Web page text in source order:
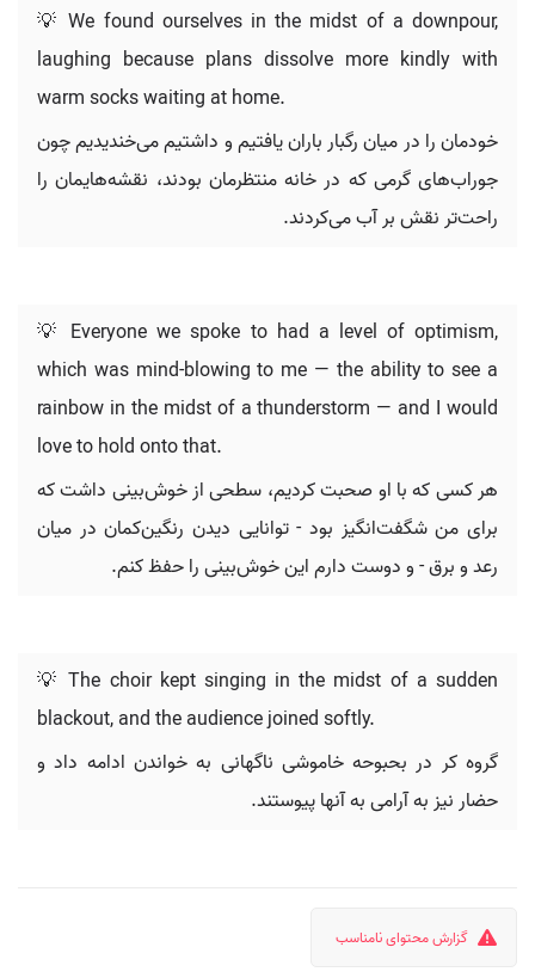
💡 We found ourselves in the midst of a downpour,
laughing because plans dissolve more kindly with
warm socks waiting at home.
خودمان را در میان رگبار باران یافتیم و داشتیم می‌خندیدیم چون
جوراب‌های گرمی که در خانه منتظرمان بودند، نقشه‌هایمان را
راحت‌تر نقش بر آب می‌کردند.
💡 Everyone we spoke to had a level of optimism,
which was mind-blowing to me — the ability to see a
rainbow in the midst of a thunderstorm — and I would
love to hold onto that.
هر کسی که با او صحبت کردیم، سطحی از خوش‌بینی داشت که
برای من شگفت‌انگیز بود - توانایی دیدن رنگین‌کمان در میان
رعد و برق - و دوست دارم این خوش‌بینی را حفظ کنم.
💡 The choir kept singing in the midst of a sudden
blackout, and the audience joined softly.
گروه کر در بحبوحه خاموشی ناگهانی به خواندن ادامه داد و
حضار نیز به آرامی به آنها پیوستند.
گزارش محتوای نامناسب